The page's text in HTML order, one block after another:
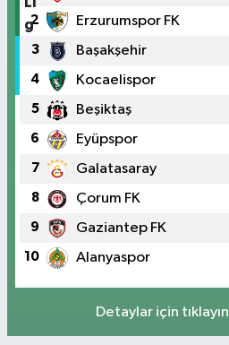
2 Erzurumspor FK
3 Başakşehir
4 Kocaelispor
5 Beşiktaş
6 Eyüpspor
7 Galatasaray
8 Çorum FK
9 Gaziantep FK
10 Alanyaspor
Detaylar için tıklayın